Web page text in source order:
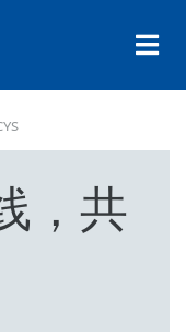
，共